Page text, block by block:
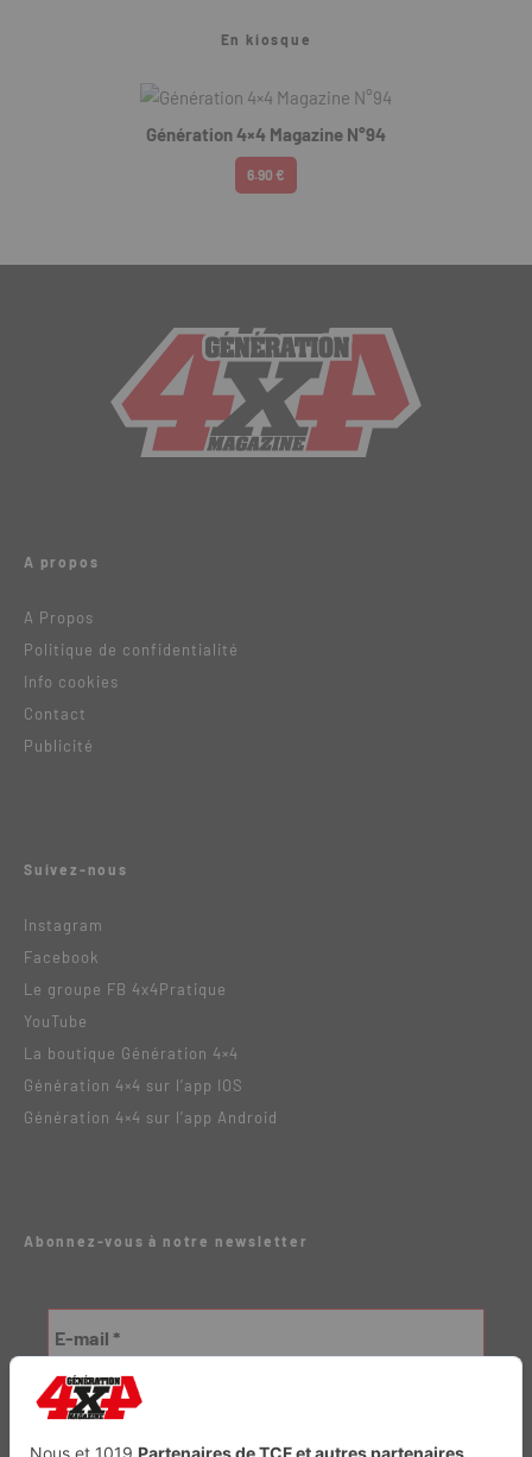
En kiosque
Génération 4×4 Magazine N°94
6.90 €
A propos
A Propos
Politique de confidentialité
Info cookies
Contact
Publicité
Suivez-nous
Instagram
Facebook
Le groupe FB 4x4Pratique
YouTube
La boutique Génération 4×4
Génération 4×4 sur l’app IOS
Génération 4×4 sur l’app Android
Abonnez-vous à notre newsletter